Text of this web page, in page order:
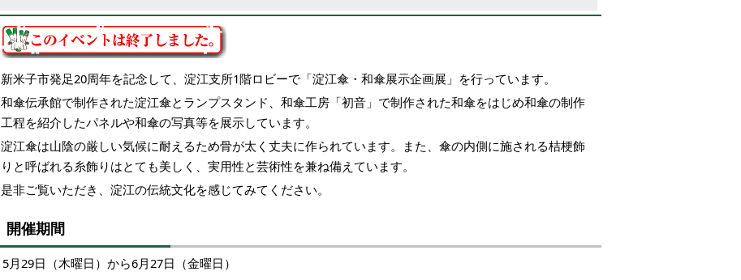
新米子市発足20周年を記念して、淀江支所1階ロビーで「淀江傘・和傘展示企画展」を行っています。
和傘伝承館で制作された淀江傘とランプスタンド、和傘工房「初音」で制作された和傘をはじめ和傘の制作
工程を紹介したパネルや和傘の写真等を展示しています。
淀江傘は山陰の厳しい気候に耐えるため骨が太く丈夫に作られています。また、傘の内側に施される桔梗飾
りと呼ばれる糸飾りはとても美しく、実用性と芸術性を兼ね備えています。
是非ご覧いただき、淀江の伝統文化を感じてみてください。
開催期間
5月29日（木曜日）から6月27日（金曜日）